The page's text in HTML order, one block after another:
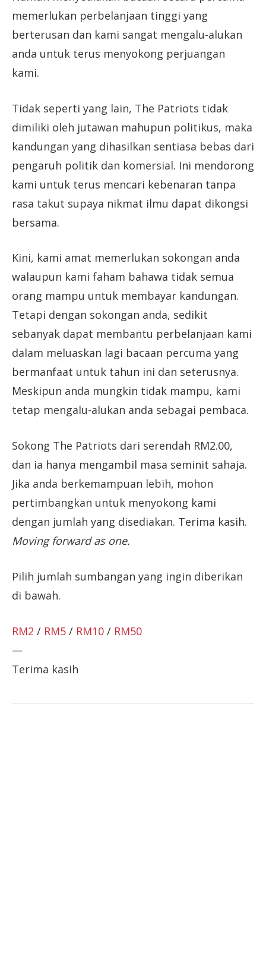
memerlukan perbelanjaan tinggi yang
berterusan dan kami sangat mengalu-alukan
anda untuk terus menyokong perjuangan
kami.
Tidak seperti yang lain, The Patriots tidak
dimiliki oleh jutawan mahupun politikus, maka
kandungan yang dihasilkan sentiasa bebas dari
pengaruh politik dan komersial. Ini mendorong
kami untuk terus mencari kebenaran tanpa
rasa takut supaya nikmat ilmu dapat dikongsi
bersama.
Kini, kami amat memerlukan sokongan anda
walaupun kami faham bahawa tidak semua
orang mampu untuk membayar kandungan.
Tetapi dengan sokongan anda, sedikit
sebanyak dapat membantu perbelanjaan kami
dalam meluaskan lagi bacaan percuma yang
bermanfaat untuk tahun ini dan seterusnya.
Meskipun anda mungkin tidak mampu, kami
tetap mengalu-alukan anda sebagai pembaca.
Sokong The Patriots dari serendah RM2.00,
dan ia hanya mengambil masa seminit sahaja.
Jika anda berkemampuan lebih, mohon
pertimbangkan untuk menyokong kami
dengan jumlah yang disediakan. Terima kasih.
Moving forward as one.
Pilih jumlah sumbangan yang ingin diberikan
di bawah.
RM2 / RM5 / RM10 / RM50
—
Terima kasih